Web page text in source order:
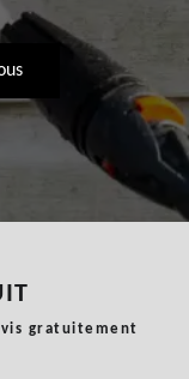
gratuitement